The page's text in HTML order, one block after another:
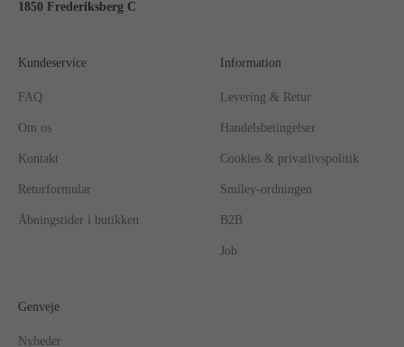
1850 Frederiksberg C
Kundeservice
FAQ
Om os
Kontakt
Returformular
Åbningstider i butikken
Information
Levering & Retur
Handelsbetingelser
Cookies & privatlivspolitik
Smiley-ordningen
B2B
Job
Genveje
Nyheder